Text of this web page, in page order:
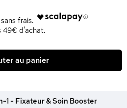
49€ d'achat.
au panier
1 - Fixateur & Soin Booster